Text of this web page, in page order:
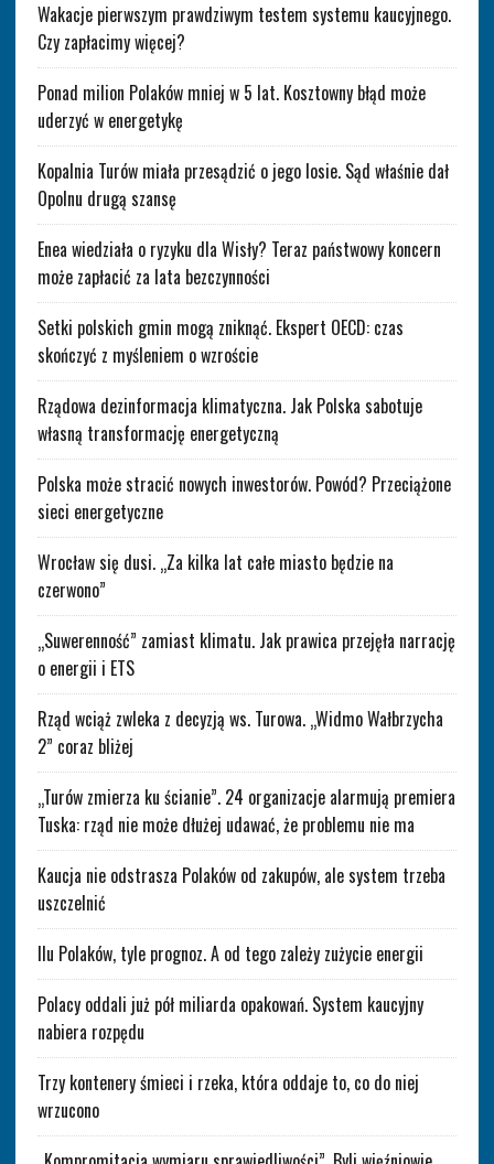
Wakacje pierwszym prawdziwym testem systemu kaucyjnego.
Czy zapłacimy więcej?
Ponad milion Polaków mniej w 5 lat. Kosztowny błąd może
uderzyć w energetykę
Kopalnia Turów miała przesądzić o jego losie. Sąd właśnie dał
Opolnu drugą szansę
Enea wiedziała o ryzyku dla Wisły? Teraz państwowy koncern
może zapłacić za lata bezczynności
Setki polskich gmin mogą zniknąć. Ekspert OECD: czas
skończyć z myśleniem o wzroście
Rządowa dezinformacja klimatyczna. Jak Polska sabotuje
własną transformację energetyczną
Polska może stracić nowych inwestorów. Powód? Przeciążone
sieci energetyczne
Wrocław się dusi. „Za kilka lat całe miasto będzie na
czerwono”
„Suwerenność” zamiast klimatu. Jak prawica przejęła narrację
o energii i ETS
Rząd wciąż zwleka z decyzją ws. Turowa. „Widmo Wałbrzycha
2” coraz bliżej
„Turów zmierza ku ścianie”. 24 organizacje alarmują premiera
Tuska: rząd nie może dłużej udawać, że problemu nie ma
Kaucja nie odstrasza Polaków od zakupów, ale system trzeba
uszczelnić
Ilu Polaków, tyle prognoz. A od tego zależy zużycie energii
Polacy oddali już pół miliarda opakowań. System kaucyjny
nabiera rozpędu
Trzy kontenery śmieci i rzeka, która oddaje to, co do niej
wrzucono